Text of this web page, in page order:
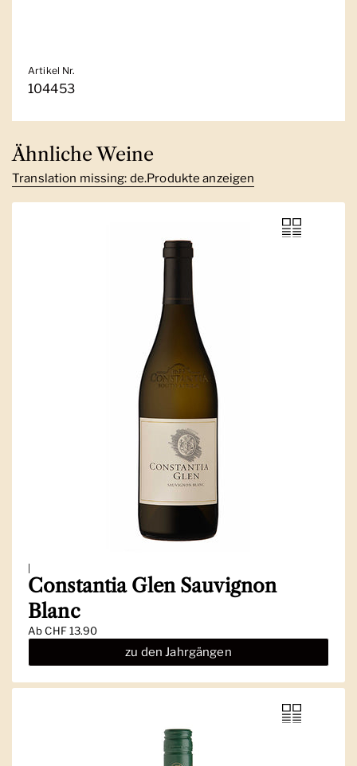
Artikel Nr.
104453
Ähnliche Weine
Translation missing: de.Produkte anzeigen
|
Constantia Glen Sauvignon
Blanc
AbCHF 13.90
zu den Jahrgängen